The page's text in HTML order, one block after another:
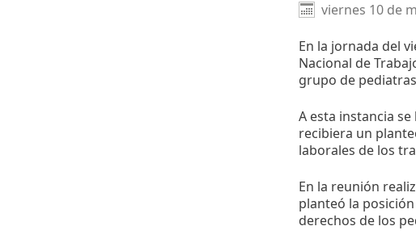
viernes 10 de
En la jornada del
Nacional de
grupo de
A esta instancia
recibiera un
laborales de los
En la reunión
planteó la
derechos de los